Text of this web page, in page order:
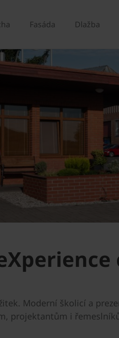
Fasáda Dlažba
Moderní školicí a
projektantům i